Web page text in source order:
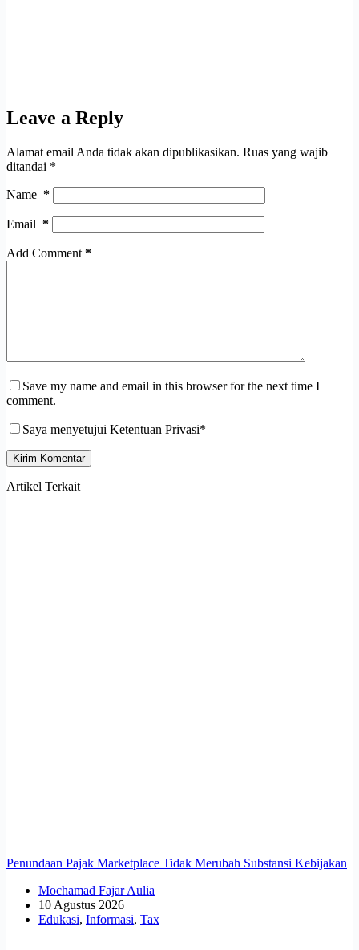
Leave a Reply
Alamat email Anda tidak akan dipublikasikan. Ruas yang wajib
ditandai *
Name *
Email *
Add Comment *
Save my name and email in this browser for the next time I
comment.
Saya menyetujui Ketentuan Privasi*
Kirim Komentar
Artikel Terkait
Penundaan Pajak Marketplace Tidak Merubah Substansi Kebijakan
Mochamad Fajar Aulia
10 Agustus 2026
Edukasi, Informasi, Tax